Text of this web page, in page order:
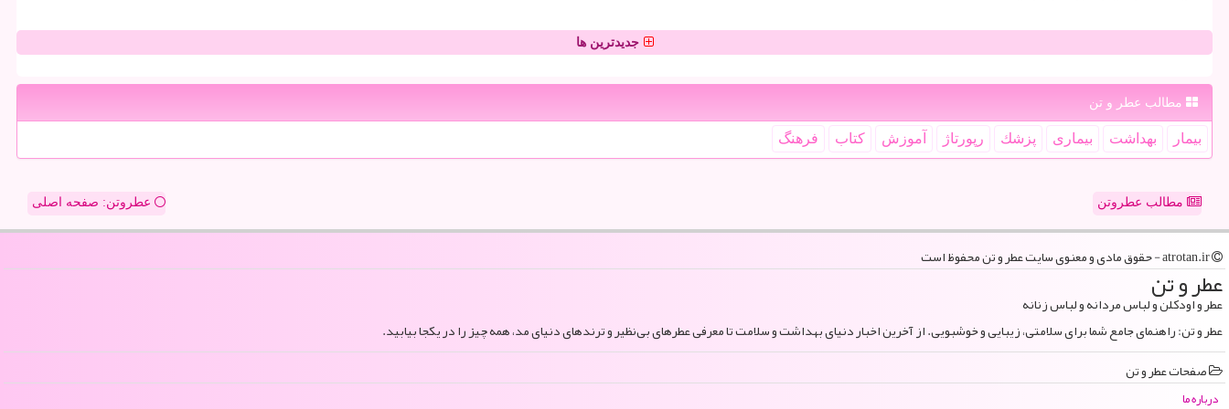
جدیدترین ها
مطالب عطر و تن
بیمار بهداشت بیماری پزشك رپورتاژ آموزش كتاب فرهنگ
مطالب عطروتن عطروتن: صفحه اصلی
عطر و تن
عطر و اودکلن و لباس مردانه و لباس زنانه
عطر و تن: راهنمای جامع شما برای سلامتی، زیبایی و خوشبویی. از آخرین اخبار دنیای بهداشت و سلامت تا معرفی عطرهای بی‌نظیر و ترندهای دنیای مد، همه چیز را در یکجا بیابید.
صفحات عطر و تن
درباره ما